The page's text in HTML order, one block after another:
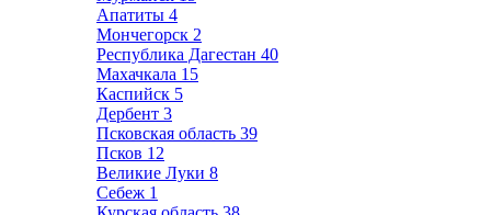
Апатиты 4
Мончегорск 2
Республика Дагестан 40
Махачкала 15
Каспийск 5
Дербент 3
Псковская область 39
Псков 12
Великие Луки 8
Себеж 1